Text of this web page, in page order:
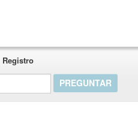
Registro